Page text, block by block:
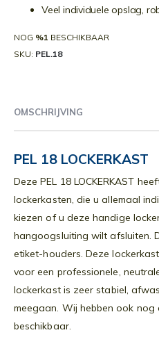
Veel individuele opslag,
NOG %1 BESCHIKBAAR
SKU PEL.18
OMSCHRIJVING
PEL 18 LOCKERKAST
Deze PEL 18 LOCKERKAST
lockerkasten, die u allemaal
kiezen of u deze handige
hangoogsluiting wilt afsluiten.
etiket-houders. Deze
voor een professionele,
lockerkast is zeer stabiel,
meegaan. Wij hebben ook nog
beschikbaar.